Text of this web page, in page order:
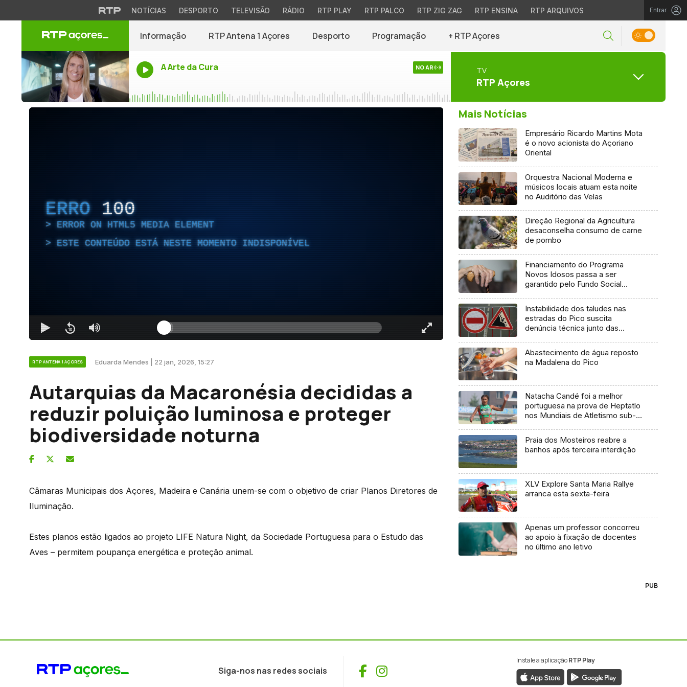
NOTÍCIAS DESPORTO TELEVISÃO RÁDIO RTP PLAY RTP PALCO RTP ZIG ZAG RTP ENSINA RTP ARQUIVOS Entrar
Informação RTP Antena 1 Açores Desporto Programação + RTP Açores
A Arte da Cura NO AR TV
RTP Açores
ERRO 100
ERROR ON HTML5 MEDIA ELEMENT
ESTE CONTEÚDO ESTÁ NESTE MOMENTO INDISPONÍVEL
RTP ANTENA 1 AÇORES Eduarda Mendes | 22 jan, 2026, 15:27
Autarquias da Macaronésia decididas a
reduzir poluição luminosa e proteger
biodiversidade noturna
Câmaras Municipais dos Açores, Madeira e Canária unem-se com o objetivo de criar Planos Diretores de
Iluminação.
Estes planos estão ligados ao projeto LIFE Natura Night, da Sociedade Portuguesa para o Estudo das
Aves – permitem poupança energética e proteção animal.
Mais Notícias
Empresário Ricardo Martins Mota
é o novo acionista do Açoriano
Oriental
Orquestra Nacional Moderna e
músicos locais atuam esta noite
no Auditório das Velas
Direção Regional da Agricultura
desaconselha consumo de carne
de pombo
Financiamento do Programa
Novos Idosos passa a ser
garantido pelo Fundo Social
Instabilidade dos taludes nas
estradas do Pico suscita
denúncia técnica junto das
Abastecimento de água reposto
na Madalena do Pico
Natacha Candé foi a melhor
portuguesa na prova de Heptatlo
nos Mundiais de Atletismo sub-
Praia dos Mosteiros reabre a
banhos após terceira interdição
XLV Explore Santa Maria Rallye
arranca esta sexta-feira
Apenas um professor concorreu
ao apoio à fixação de docentes
no último ano letivo
PUB
Siga-nos nas redes sociais Facebook
Instagram
Instale a aplicaçãoRTP Play